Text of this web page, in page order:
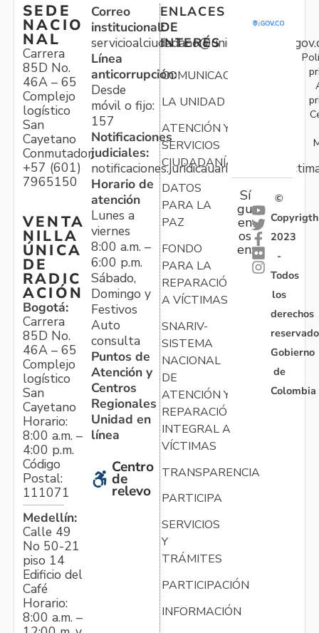
SEDE
NACIO
NAL
Carrera
85D No.
46A – 65
Complejo
logístico
San
Cayetano
Conmutador:
+57 (601)
7965150
VENTA
NILLA
ÚNICA
DE
RADIC
ACIÓN
Bogotá:
Carrera
85D No.
46A – 65
Complejo
logístico
San
Cayetano
Horario:
8:00 a.m. –
4:00 p.m.
Código
Postal:
111071
Medellín:
Calle 49
No 50-21
piso 14
Edificio del
Café
Horario:
8:00 a.m. –
Correo
institucional:
Línea
anticorrupción:
Desde
móvil o fijo:
157
Notificaciones
judiciales:
Horario de
atención
Lunes a
viernes
8:00 a.m. –
6:00 p.m.
Sábado,
Domingo y
Festivos
Auto
consulta
Puntos de
Atención y
Centros
Regionales
Unidad en
línea
Centro
de
relevo
ENLACES
DE
INTERÉS
COMUNICACIONES
LA UNIDAD
ATENCIÓN Y
SERVICIOS
CIUDADANÍA
DATOS
PARA LA
PAZ
FONDO
PARA LA
REPARACIÓN
A VÍCTIMAS
SNARIV-
SISTEMA
NACIONAL
DE
ATENCIÓN Y
REPARACIÓN
INTEGRAL A
VÍCTIMAS
TRANSPARENCIA
PARTICIPA
SERVICIOS
Y
TRÁMITES
PARTICIPACIÓN
INFORMACIÓN
Sí
gu
en
os
en:
©
Copyrigth
2023
-
Todos
los
derechos
Gobierno
de
Colombia